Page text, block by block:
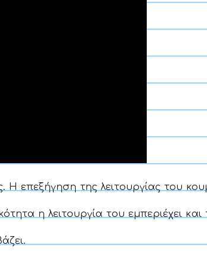
επεξήγηση της λειτουργίας του
η λειτουργία του εμπεριέχει και